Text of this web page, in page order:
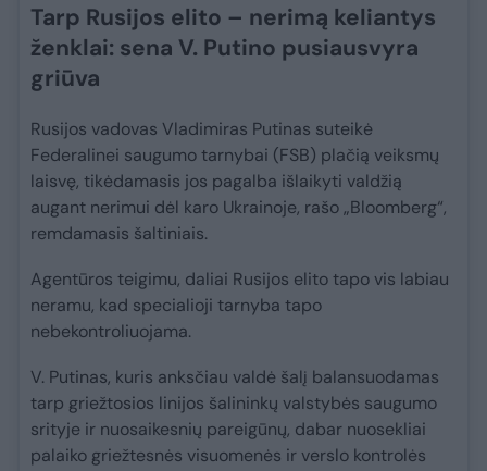
Tarp Rusijos elito – nerimą keliantys
ženklai: sena V. Putino pusiausvyra
griūva
Rusijos vadovas Vladimiras Putinas suteikė
Federalinei saugumo tarnybai (FSB) plačią veiksmų
laisvę, tikėdamasis jos pagalba išlaikyti valdžią
augant nerimui dėl karo Ukrainoje, rašo „Bloomberg“,
remdamasis šaltiniais.
Agentūros teigimu, daliai Rusijos elito tapo vis labiau
neramu, kad specialioji tarnyba tapo
nebekontroliuojama.
V. Putinas, kuris anksčiau valdė šalį balansuodamas
tarp griežtosios linijos šalininkų valstybės saugumo
srityje ir nuosaikesnių pareigūnų, dabar nuosekliai
palaiko griežtesnės visuomenės ir verslo kontrolės